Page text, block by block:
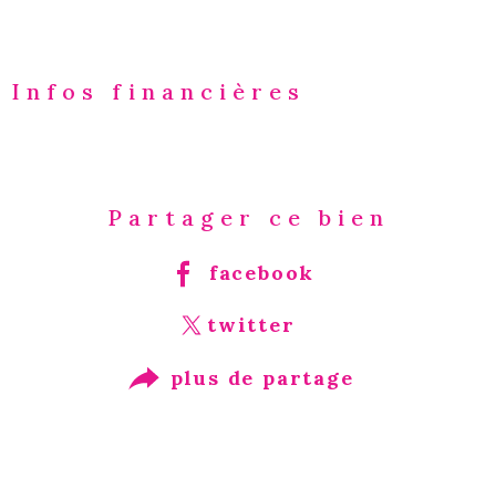
Infos financières
Partager ce bien
facebook
twitter
plus de partage